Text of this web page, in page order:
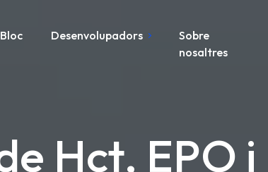
Bloc Desenvolupadors
Sobre
nosaltres
Hct, EPO i